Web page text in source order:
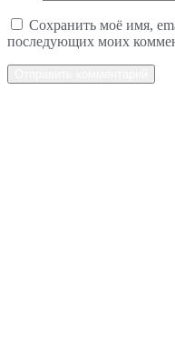
Сохранить моё имя,
последующих моих